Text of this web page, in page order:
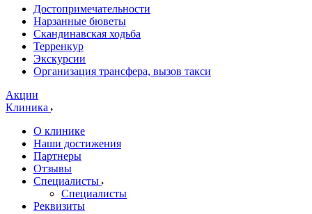
Достопримечательности
Нарзанные бюветы
Скандинавская ходьба
Терренкур
Экскурсии
Организация трансфера, вызов такси
Акции
Клиника
О клинике
Наши достижения
Партнеры
Отзывы
Специалисты
Специалисты
Реквизиты